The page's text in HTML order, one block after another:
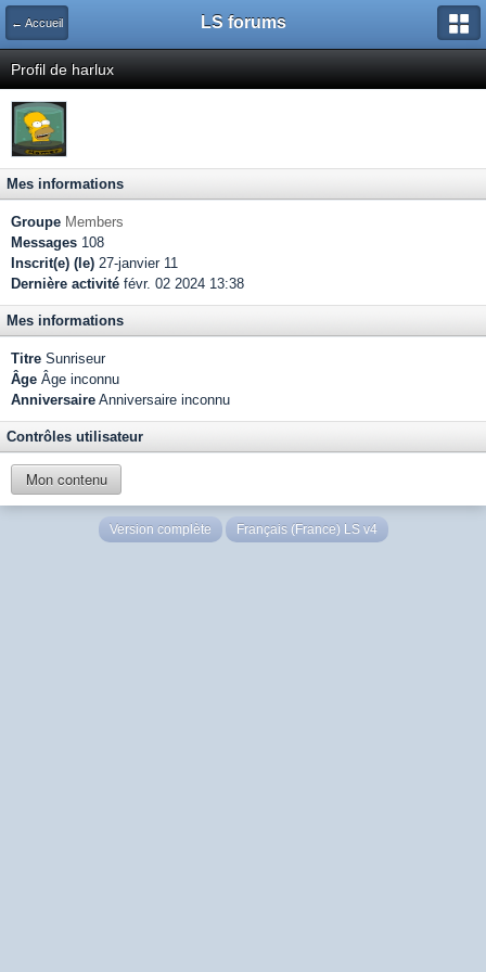
← Accueil LS forums
Profil de harlux
Mes informations
Groupe Members
Messages 108
Inscrit(e) (le) 27-janvier 11
Dernière activité févr. 02 2024 13:38
Mes informations
Titre Sunriseur
Âge Âge inconnu
Anniversaire Anniversaire inconnu
Contrôles utilisateur
Mon contenu
Version complète Français (France) LS v4